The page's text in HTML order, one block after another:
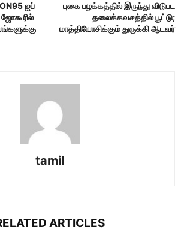
ஐப்
ஜோகூரில்
புகை பழக்கத்தில் இருந்து விடுபட
தலைக்கவசத்தில் பூட்டு;
மாத்தியோசிக்கும் துருக்கி ஆடவர்
tamil
ARTICLES